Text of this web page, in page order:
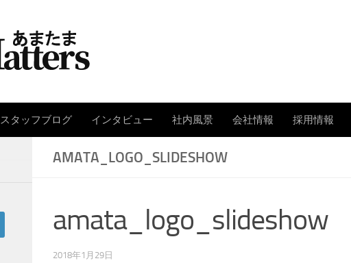
スタッフブログ インタビュー 社内風景 会社情報 採用情報
AMATA_LOGO_SLIDESHOW
amata_logo_slideshow
2018年1月29日